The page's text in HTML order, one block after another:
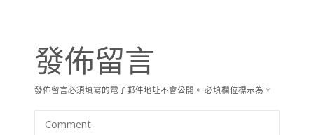
發佈留言
發佈留言必須填寫的電子郵件地址不會公開。 必填欄位標示為 *